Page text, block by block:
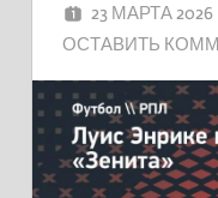
23 МАРТА 2026
ОСТАВИТЬ